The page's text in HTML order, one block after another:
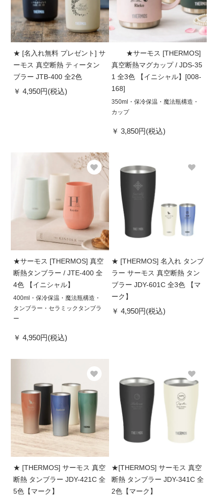
★ [名入れ無料 プレゼント] サ
ーモス 真空断熱 ティータン
ブラー JTB-400 全2色
4,950円(税込)
★サーモス [THERMOS]
真空断熱マグカップ / JDS-35
1 全3色 【イニシャル】[008-
168]
350ml・保冷保温・魔法瓶構造・
カップ
3,850円(税込)
★サーモス [THERMOS] 真空
断熱タンブラー / JTE-400 全
4色 【イニシャル】
400ml・保冷保温・魔法瓶構造・
タンブラー・セラミックタンブラ
ー
4,950円(税込)
★ [THERMOS] 名入れ タンブ
ラー サーモス 真空断熱 タン
ブラー JDY-601C 全3色 【マ
ーク】
4,950円(税込)
★ [THERMOS] サーモス 真空
断熱 タンブラー JDY-421C 全
5色【マーク】
★[THERMOS] サーモス 真空
断熱 タンブラー JDY-341C 全
2色【マーク】